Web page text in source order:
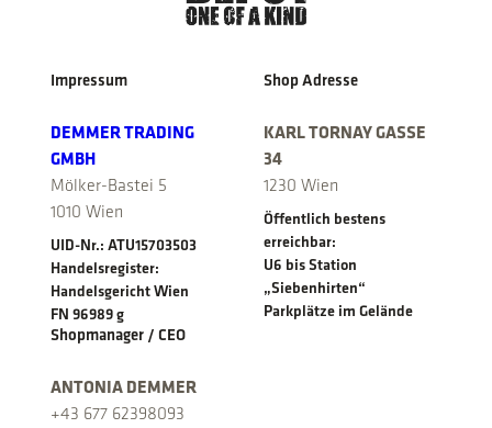
Impressum
DEMMER TRADING
GMBH
Mölker-Bastei 5
1010 Wien
UID-Nr.: ATU15703503
Handelsregister:
Handelsgericht Wien
FN 96989 g
Shop Adresse
KARL TORNAY GASSE
34
1230 Wien
Öffentlich bestens
erreichbar:
U6 bis Station
„Siebenhirten“
Parkplätze im Gelände
Shopmanager / CEO
ANTONIA DEMMER
+43 677 62398093